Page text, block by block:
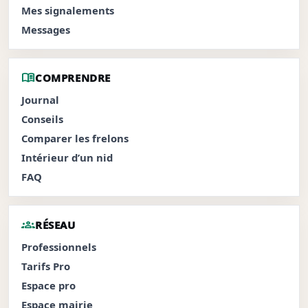
Mes signalements
Messages
menu_bookCOMPRENDRE
Journal
Conseils
Comparer les frelons
Intérieur d’un nid
FAQ
groupsRÉSEAU
Professionnels
Tarifs Pro
Espace pro
Espace mairie